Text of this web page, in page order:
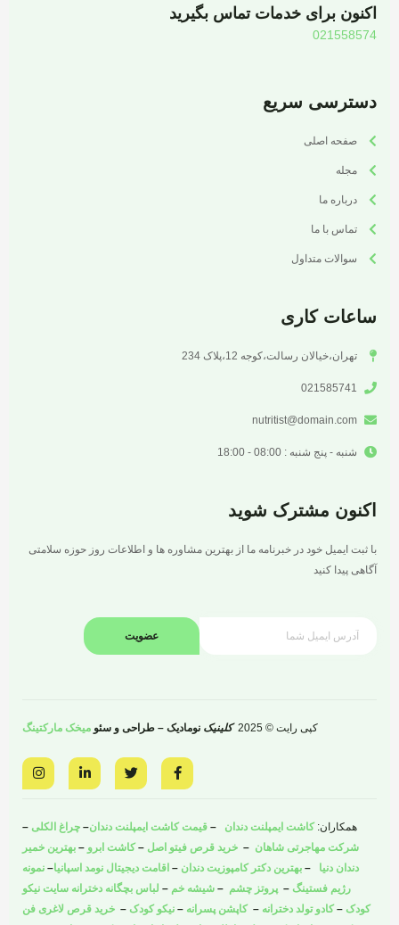
اکنون برای خدمات تماس بگیرید
021558574
دسترسی سریع
صفحه اصلی
مجله
درباره ما
تماس با ما
سوالات متداول
ساعات کاری
تهران،خیالان رسالت،کوجه 12،پلاک 234
021585741
nutritist@domain.com
شنبه - پنج شنبه : 08:00 - 18:00
اکنون مشترک شوید
با ثبت ایمیل خود در خبرنامه ما از بهترین مشاوره ها و اطلاعات روز حوزه سلامتی
آگاهی پیدا کنید
عضویت
کپی رایت © 2025 کلینیک نومادیک – طراحی و سئو میخک مارکتینگ
F
a
c
o
o
k
-
w
i
e
r
L
i
n
d
-
n
I
n
s
g
r
a
m
همکاران: کاشت ایمپلنت دندان – قیمت کاشت ایمپلنت دندان– چراغ الکلی –
شرکت مهاجرتی شاهان – خرید قرص فیتو اصل –کاشت ابرو – بهترین خمیر
دندان دنیا – بهترین دکتر کامپوزیت دندان – اقامت دیجیتال نومد اسپانیا– نمونه
رژیم فستینگ – پروتز چشم – شیشه خم – لباس بچگانه دخترانه سایت نیکو
کودک –کادو تولد دخترانه –کاپشن پسرانه – نیکو کودک – خرید قرص لاغری فن